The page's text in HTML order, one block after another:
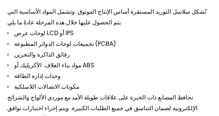
تُشكل سلاسل التوريد المستقرة أساس الإنتاج الموثوق. وتشمل المواد الأساسية التي
يتم الحصول عليها خلال هذه المرحلة عادةً ما يلي:
لوحات عرض LCD أو IPS
تجميعات لوحات الدوائر المطبوعة (PCBA)
رقائق الذاكرة والتخزين
مواد بناء الغلاف: الأكريليك أو ABS
وحدات إدارة الطاقة
مكونات الاتصالات اللاسلكية
تحافظ المصانع ذات الخبرة على علاقات طويلة الأمد مع موردي الألواح والشرائح
الإلكترونية لضمان التناسق في جميع الطلبات الكبيرة. ويتم إجراء اختبارات توافق